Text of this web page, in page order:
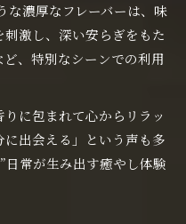
濃厚なフレーバーは、味
激し、深い安らぎをもた
、特別なシーンでの利用
に包まれて心からリラッ
出会える」という声も多
日常が生み出す癒やし体験